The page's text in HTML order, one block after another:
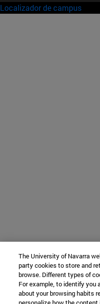
Localizador de campus
The University of Navarra
party cookies to store and
browse. Different types of
For example, to identify you
about your browsing habits